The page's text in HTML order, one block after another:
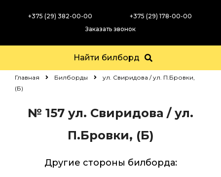
+375 (29) 382-00-00
+375 (29) 178-00-00
Заказать звонок
Найти билборд
Главная Билборды
ул. Свиридова / ул. П.Бровки,
(Б)
№ 157 ул. Свиридова / ул.
П.Бровки, (Б)
Другие стороны билборда: